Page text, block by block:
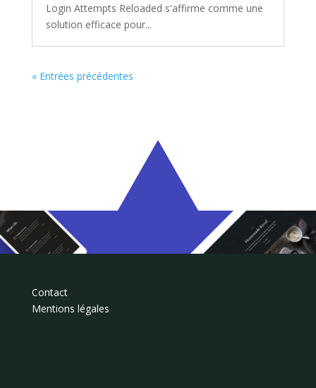
Login Attempts Reloaded s'affirme comme une
solution efficace pour...
« Entrées précédentes
Contact
Mentions légales